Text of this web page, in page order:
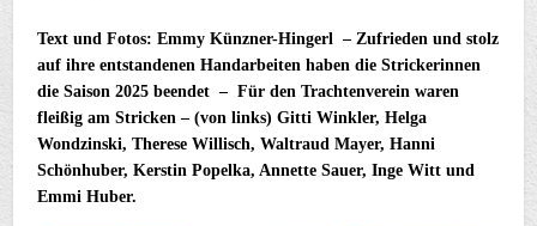
Text und Fotos: Emmy Künzner-Hingerl – Zufrieden und stolz
auf ihre entstandenen Handarbeiten haben die Strickerinnen
die Saison 2025 beendet –Für den Trachtenverein waren
fleißig am Stricken – (von links) Gitti Winkler, Helga
Wondzinski, Therese Willisch, Waltraud Mayer, Hanni
Schönhuber, Kerstin Popelka, Annette Sauer, Inge Witt und
Emmi Huber.